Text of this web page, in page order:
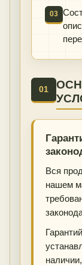
03
01
Вся
нашем